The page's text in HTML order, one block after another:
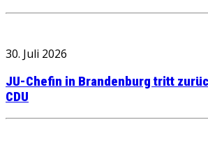
30. Juli 2026
JU-Chefin in Brandenburg tritt
CDU